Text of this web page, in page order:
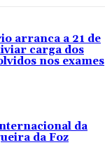
arranca a 21 de
carga dos
nos exames
da
da Foz